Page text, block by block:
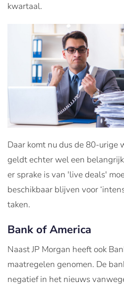
kwartaal.
Daar komt nu dus de 80-urige
geldt echter wel een
er sprake is van 'live deals'
beschikbaar blijven voor
taken.
Bank of America
Naast JP Morgan heeft ook
maatregelen genomen. De
negatief in het nieuws